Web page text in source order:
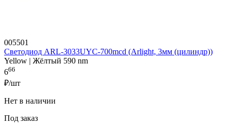
005501
Светодиод ARL-3033UYC-700mcd (Arlight, 3мм (цилиндр))
Yellow | Жёлтый 590 nm
666
₽/шт
Нет в наличии
Под заказ